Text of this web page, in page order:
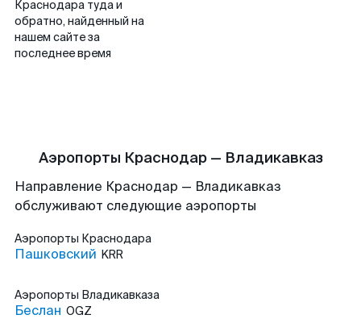
Краснодара туда и
обратно, найденный на
нашем сайте за
последнее время
Аэропорты Краснодар — Владикавказ
Направление Краснодар — Владикавказ
обслуживают следующие аэропорты
Аэропорты Краснодара
Пашковский KRR
Аэропорты Владикавказа
Беслан OGZ